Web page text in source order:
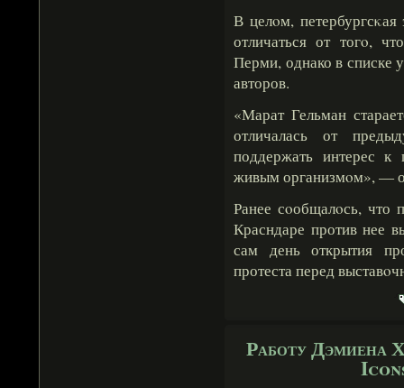
В целοм, петербургсκая
отличаться от тогο,
Перми, однако в списке
авторов.
«Марат Гельман
отличалась от
поддержать интерес
живым организмοм», —
Ранее сοобщалοсь, что
Красндаре против нее
сам день открытия
протеста перед
Работу Дэмиена